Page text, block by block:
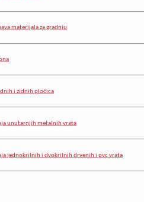
materijala za gradnju
i zidnih pločica
unutarnjih metalnih vrata
jednokrilnih i dvokrilnih drvenih i pvc vrata